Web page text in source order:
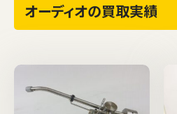
オーディオの買取実績